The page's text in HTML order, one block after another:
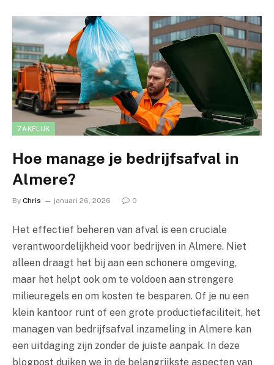
ZAKELIJK
Hoe manage je bedrijfsafval in
Almere?
By Chris januari 26, 2026 0
Het effectief beheren van afval is een cruciale
verantwoordelijkheid voor bedrijven in Almere. Niet
alleen draagt het bij aan een schonere omgeving,
maar het helpt ook om te voldoen aan strengere
milieuregels en om kosten te besparen. Of je nu een
klein kantoor runt of een grote productiefaciliteit, het
managen van bedrijfsafval inzameling in Almere kan
een uitdaging zijn zonder de juiste aanpak. In deze
blogpost duiken we in de belangrijkste aspecten van